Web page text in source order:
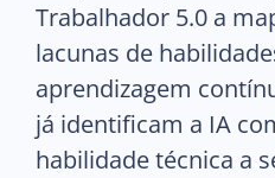
Trabalhador 5.0 a
lacunas de
aprendizagem
já identificam a IA
habilidade técnica a